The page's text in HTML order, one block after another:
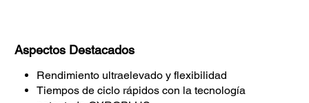
Aspectos Destacados
Rendimiento ultraelevado y flexibilidad
Tiempos de ciclo rápidos con la tecnología